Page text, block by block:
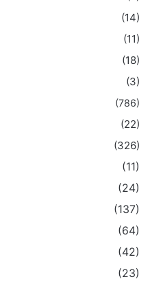
(14)
(11)
(18)
(3)
(786)
(22)
(326)
(11)
(24)
(137)
(64)
(42)
(23)